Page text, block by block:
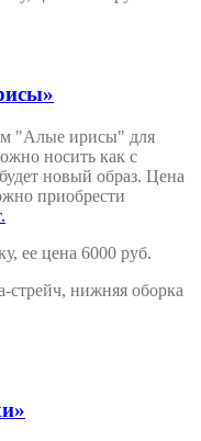
"Алые ирисы" для
носить как с
новый образ. Цена
приобрести
ее цена 6000 руб.
стрейч, нижняя оборка